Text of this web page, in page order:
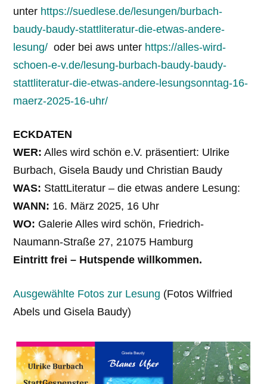
unter https://suedlese.de/lesungen/burbach-
baudy-baudy-stattliteratur-die-etwas-andere-
lesung/ oder bei aws unter https://alles-wird-
schoen-e-v.de/lesung-burbach-baudy-baudy-
stattliteratur-die-etwas-andere-lesungsonntag-16-
maerz-2025-16-uhr/
ECKDATEN
WER: Alles wird schön e.V. präsentiert: Ulrike
Burbach, Gisela Baudy und Christian Baudy
WAS: StattLiteratur – die etwas andere Lesung:
WANN: 16. März 2025, 16 Uhr
WO: Galerie Alles wird schön, Friedrich-
Naumann-Straße 27, 21075 Hamburg
Eintritt frei – Hutspende willkommen.
Ausgewählte Fotos zur Lesung (Fotos Wilfried
Abels und Gisela Baudy)